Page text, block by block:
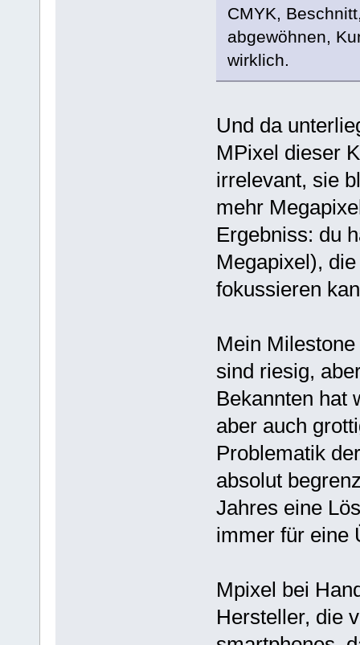
CMYK,
abgewöhnen,
wirklich.
Und da
MPixel dieser
irrelevant, sie
mehr
Ergebniss: du
Megapixel),
fokussieren
Mein
sind riesig,
Bekannten hat
aber auch
Problematik
absolut
Jahres eine
immer für eine
Mpixel bei
Hersteller, die